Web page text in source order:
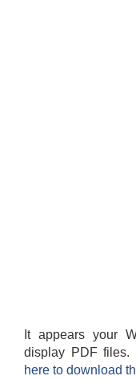
It appears your
display PDF files.
here to download